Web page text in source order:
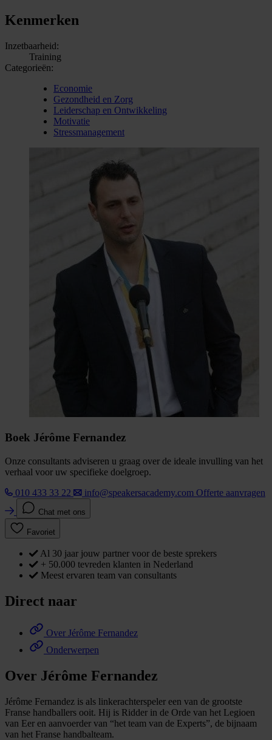
Kenmerken
Inzetbaarheid:
Training
Categorieën:
Economie
Gezondheid en Zorg
Leiderschap en Ontwikkeling
Motivatie
Stressmanagement
Boek Jérôme Fernandez
Onze consultants adviseren u graag over de ideale invulling van het
verhaal voor uw specifieke doelgroep.
010 433 33 22
info@speakersacademy.com Offerte aanvragen
Chat met ons
Favoriet
Al 30 jaar jouw partner voor de beste sprekers
+ 50.000 tevreden klanten in Nederland
Meest ervaren team van consultants
Direct naar
Over Jérôme Fernandez
Onderwerpen
Over Jérôme Fernandez
Jérôme Fernandez is als linkerachterspeler een van de grootste
Franse handballers ooit. Hij is Ridder in de Orde van het Legioen
van Eer en aanvoerder van “het team van de Experts”, de bijnaam
van het Franse handbalteam.